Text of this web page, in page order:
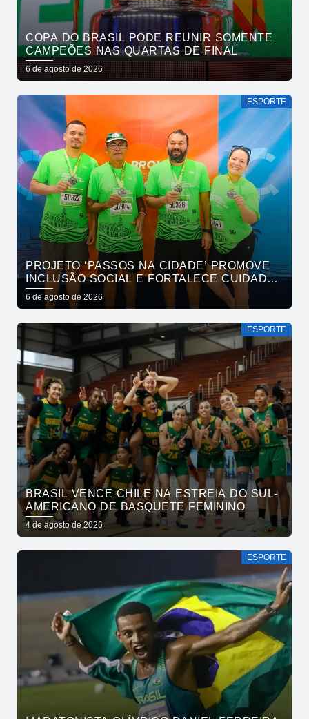
COPA DO BRASIL PODE REUNIR SOMENTE
CAMPEÕES NAS QUARTAS DE FINAL
6 de agosto de 2026
ESPORTE
PROJETO ‘PASSOS NA CIDADE’ PROMOVE
INCLUSÃO SOCIAL E FORTALECE CUIDADO
EM SAÚDE MENTAL POR MEIO DA CORRIDA
6 de agosto de 2026
ESPORTE
BRASIL VENCE CHILE NA ESTREIA DO SUL-
AMERICANO DE BASQUETE FEMININO
4 de agosto de 2026
ESPORTE